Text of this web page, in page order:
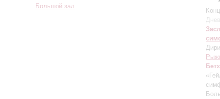
Большой зал